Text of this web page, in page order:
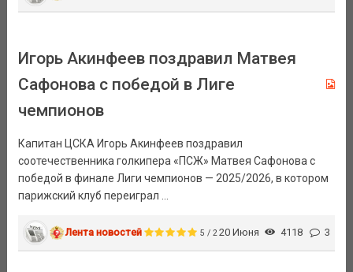
Игорь Акинфеев поздравил Матвея
Сафонова с победой в Лиге
чемпионов
Капитан ЦСКА Игорь Акинфеев поздравил
соотечественника голкипера «ПСЖ» Матвея Сафонова с
победой в финале Лиги чемпионов — 2025/2026, в котором
парижский клуб переиграл ...
Лента новостей 5 / 220 Июня 4118 3